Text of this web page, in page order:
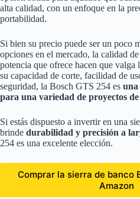
alta calidad, con un enfoque en la
portabilidad.
Si bien su precio puede ser un poco
opciones en el mercado, la calidad
potencia que ofrece hacen que valga
su capacidad de corte, facilidad de
seguridad, la Bosch GTS 254 es una
para una variedad de proyectos
Si estás dispuesto a invertir en una
brinde durabilidad y precisión a
254 es una excelente elección.
Comprar la sierra de banco
Amazon